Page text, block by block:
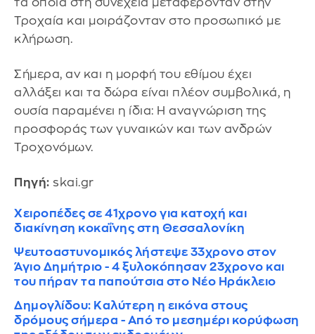
τα οποία στη συνέχεια μεταφέρονταν στην
Τροχαία και μοιράζονταν στο προσωπικό με
κλήρωση.
​Σήμερα, αν και η μορφή του εθίμου έχει
αλλάξει και τα δώρα είναι πλέον συμβολικά, η
ουσία παραμένει η ίδια: Η αναγνώριση της
προσφοράς των γυναικών και των ανδρών
Τροχονόμων.
Πηγή: skai.gr
Χειροπέδες σε 41χρονο για κατοχή και
διακίνηση κοκαΐνης στη Θεσσαλονίκη
Ψευτοαστυνομικός λήστεψε 33χρονο στον
Άγιο Δημήτριο - 4 ξυλοκόπησαν 23χρονο και
του πήραν τα παπούτσια στο Νέο Ηράκλειο
Δημογλίδου: Καλύτερη η εικόνα στους
δρόμους σήμερα - Από το μεσημέρι κορύφωση